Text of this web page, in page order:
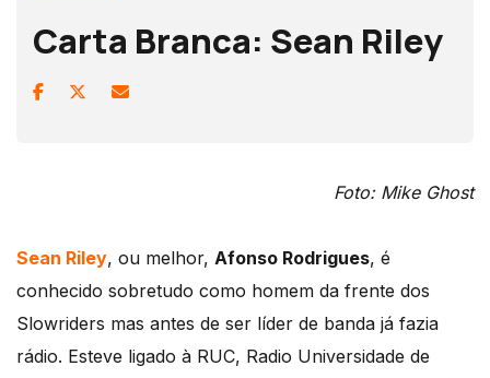
Carta Branca: Sean Riley
Foto: Mike Ghost
Sean Riley, ou melhor, Afonso Rodrigues, é
conhecido sobretudo como homem da frente dos
Slowriders mas antes de ser líder de banda já fazia
rádio. Esteve ligado à RUC, Radio Universidade de